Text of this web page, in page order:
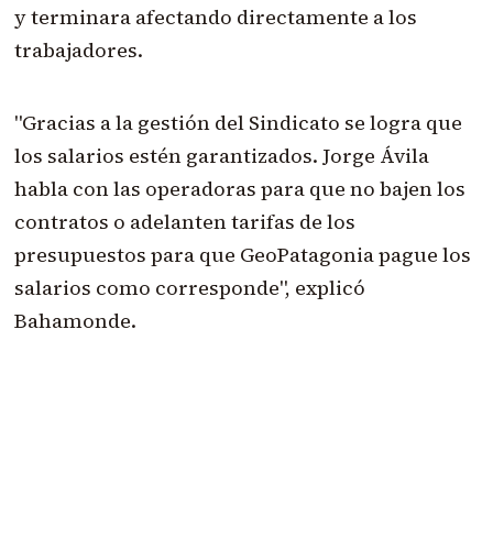
y terminara afectando directamente a los
trabajadores.
"Gracias a la gestión del Sindicato se logra que
los salarios estén garantizados. Jorge Ávila
habla con las operadoras para que no bajen los
contratos o adelanten tarifas de los
presupuestos para que GeoPatagonia pague los
salarios como corresponde", explicó
Bahamonde.